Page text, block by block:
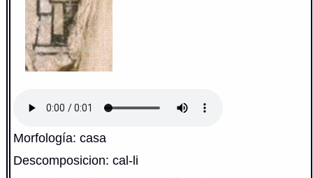
Morfología: casa
Descomposicion: cal-li